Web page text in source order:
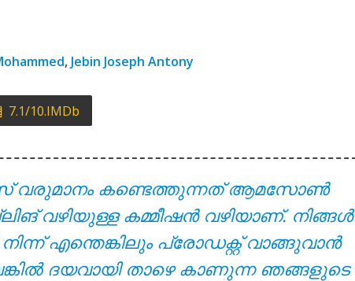
– Solomante Theneechakal [2022]
– Solomante Theneechakal [2022]
, Jebin Joseph Antony
7.1/10.IMDb
വരുമാനം കണ്ടെത്തുന്നത് ആമസോൺ
വഴിയുള്ള കമ്മീഷൻ വഴിയാണ്. നിങ്ങൾ
എന്തെങ്കിലും പ്രോഡക്റ്റ് വാങ്ങുവാൻ
ദയവായി താഴെ കാണുന്ന ഞങ്ങളുടെ